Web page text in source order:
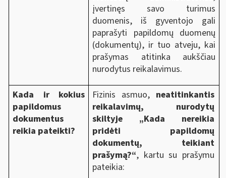
įvertinęs savo turimus
duomenis, iš gyventojo gali
paprašyti papildomų duomenų
(dokumentų), ir tuo atveju, kai
prašymas atitinka aukščiau
nurodytus reikalavimus.
Kada ir kokius
papildomus
dokumentus
reikia pateikti?
Fizinis asmuo, neatitinkantis
reikalavimų, nurodytų
skiltyje „Kada nereikia
pridėti papildomų
dokumentų, teikiant
prašymą?“, kartu su prašymu
pateikia: